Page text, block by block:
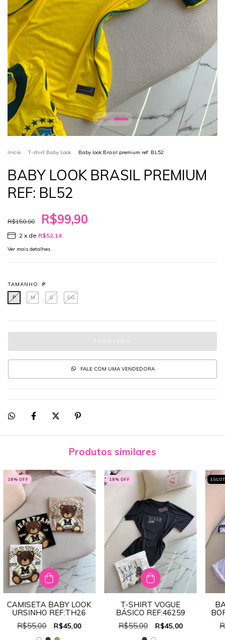
Início . T-shirt Baby Look . Baby look Brasil premium ref: BL52
BABY LOOK BRASIL PREMIUM
REF: BL52
R$150,00 R$99,90
2 x de R$52,14
Ver mais detalhes
TAMANHO: P
P
M G GG
FALE COM UMA VENDEDORA
Produtos similares
18% OFF
CAMISETA BABY LOOK
URSINHO REF:TH26
R$55,00
R$45,00
18% OFF
T-SHIRT VOGUE
BÁSICO REF:46259
R$55,00
R$45,00